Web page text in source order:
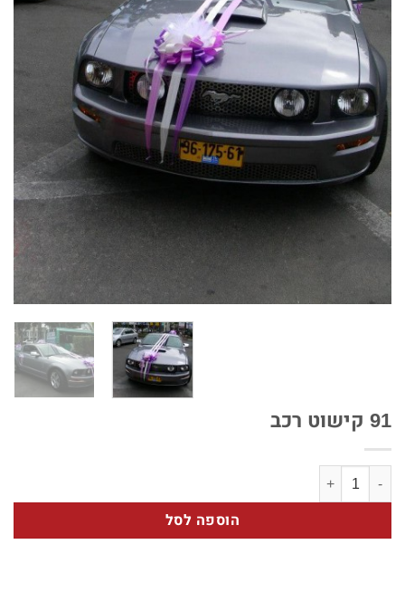
91 קישוט רכב
כמות של 91 קישוט רכב
הוספה לסל